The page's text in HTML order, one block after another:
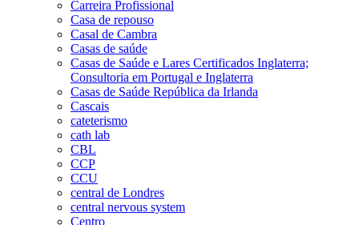
Carreira Profissional
Casa de repouso
Casal de Cambra
Casas de saúde
Casas de Saúde e Lares Certificados Inglaterra;
Consultoria em Portugal e Inglaterra
Casas de Saúde República da Irlanda
Cascais
cateterismo
cath lab
CBL
CCP
CCU
central de Londres
central nervous system
Centro